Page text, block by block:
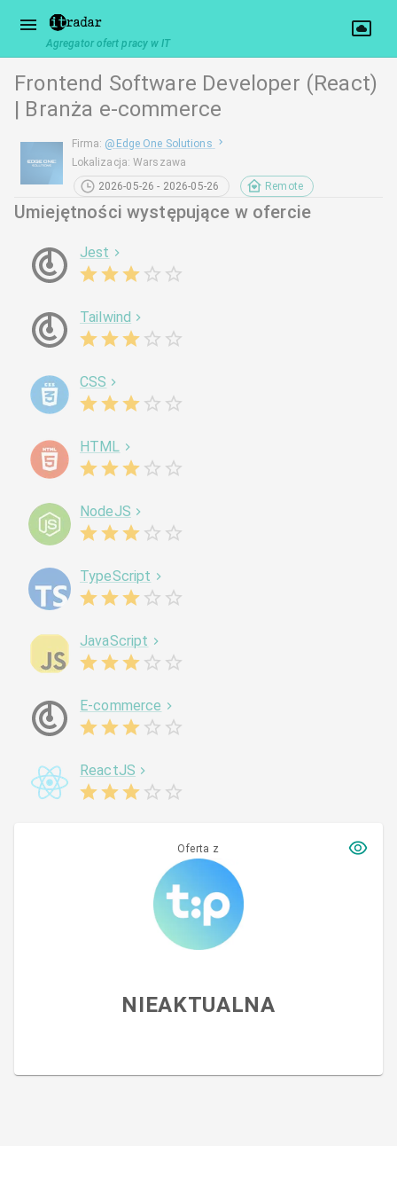
Agregator ofert pracy w IT
Frontend Software Developer (React)
| Branża e-commerce
Firma: @ Edge One Solutions
Lokalizacja:Warszawa
2026-05-26 - 2026-05-26
Remote
Umiejętności występujące w ofercie
Jest
Tailwind
CSS
HTML
NodeJS
TypeScript
JavaScript
E-commerce
ReactJS
Oferta z
NIEAKTUALNA